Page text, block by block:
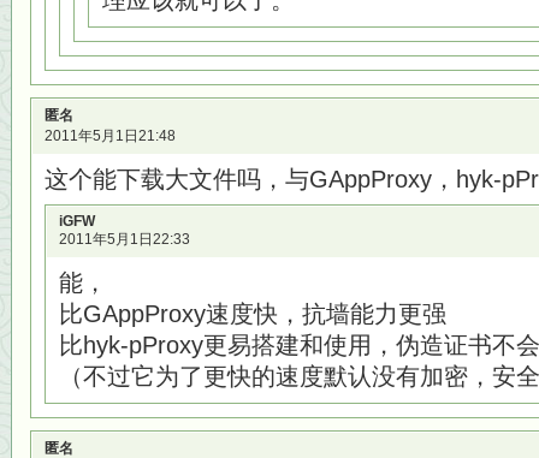
匿名
2011年5月1日21:48
这个能下载大文件吗，与GAppProxy，hyk-
iGFW
2011年5月1日22:33
能，
比GAppProxy速度快，抗墙能力更强
比hyk-pProxy更易搭建和使用，伪造证书不
（不过它为了更快的速度默认没有加密，安
匿名